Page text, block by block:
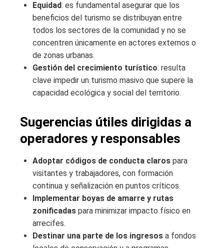
Equidad: es fundamental asegurar que los
beneficios del turismo se distribuyan entre
todos los sectores de la comunidad y no se
concentren únicamente en actores externos o
de zonas urbanas.
Gestión del crecimiento turístico: resulta
clave impedir un turismo masivo que supere la
capacidad ecológica y social del territorio.
Sugerencias útiles dirigidas a
operadores y responsables
Adoptar códigos de conducta claros para
visitantes y trabajadores, con formación
continua y señalización en puntos críticos.
Implementar boyas de amarre y rutas
zonificadas para minimizar impacto físico en
arrecifes.
Destinar una parte de los ingresos a fondos